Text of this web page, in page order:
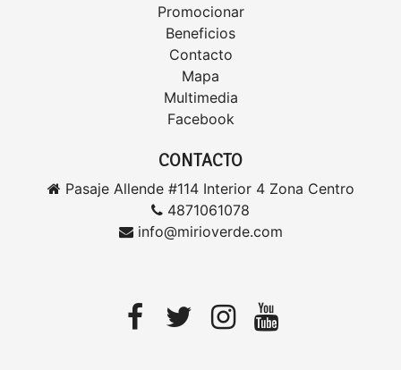
Promocionar
Beneficios
Contacto
Mapa
Multimedia
Facebook
CONTACTO
Pasaje Allende #114 Interior 4 Zona Centro
4871061078
info@mirioverde.com